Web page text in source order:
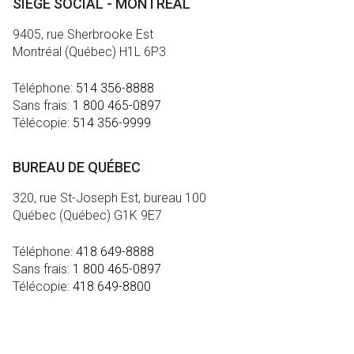
SIÈGE SOCIAL - MONTRÉAL
9405, rue Sherbrooke Est
Montréal (Québec) H1L 6P3
Téléphone: 514 356-8888
Sans frais: 1 800 465-0897
Télécopie: 514 356-9999
BUREAU DE QUÉBEC
320, rue St-Joseph Est, bureau 100
Québec (Québec) G1K 9E7
Téléphone: 418 649-8888
Sans frais: 1 800 465-0897
Télécopie: 418 649-8800